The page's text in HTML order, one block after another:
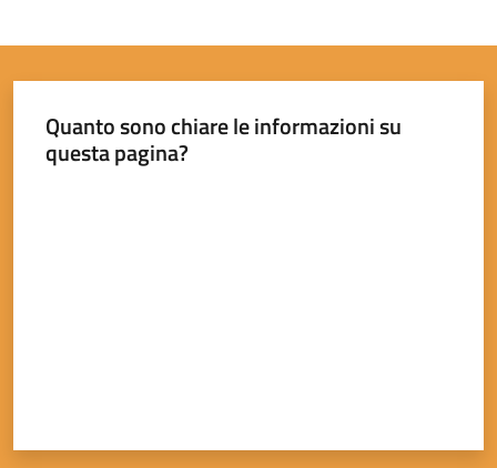
Quanto sono chiare le informazioni su
questa pagina?